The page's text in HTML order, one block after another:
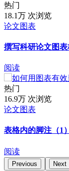
热门
18.1万 次浏览
论文图表
撰写科研论文图
阅读
热门
16.9万 次浏览
论文图表
表格内的脚注（1
阅读
Previous Next